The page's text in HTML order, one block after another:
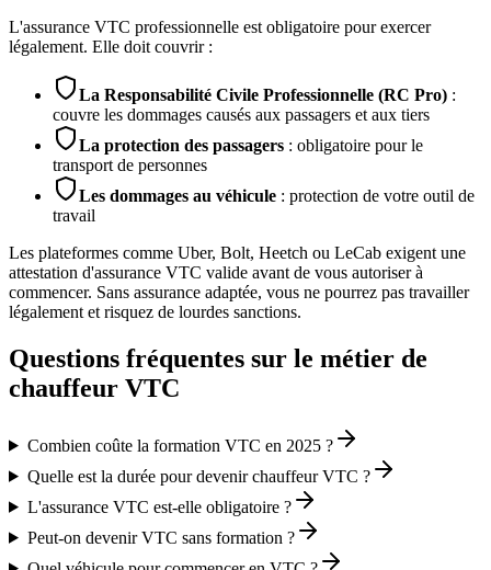
L'assurance VTC professionnelle est obligatoire pour exercer
légalement. Elle doit couvrir :
La Responsabilité Civile Professionnelle (RC Pro) :
couvre les dommages causés aux passagers et aux tiers
La protection des passagers : obligatoire pour le
transport de personnes
Les dommages au véhicule : protection de votre outil de
travail
Les plateformes comme Uber, Bolt, Heetch ou LeCab exigent une
attestation d'assurance VTC valide avant de vous autoriser à
commencer. Sans assurance adaptée, vous ne pourrez pas travailler
légalement et risquez de lourdes sanctions.
Questions fréquentes sur le métier de
chauffeur VTC
Combien coûte la formation VTC en 2025 ?
Quelle est la durée pour devenir chauffeur VTC ?
L'assurance VTC est-elle obligatoire ?
Peut-on devenir VTC sans formation ?